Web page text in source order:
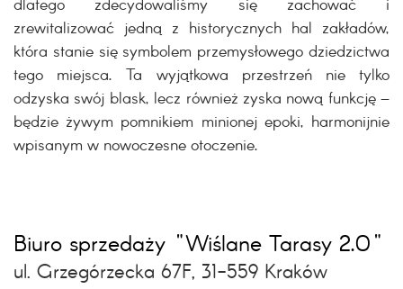
dlatego zdecydowaliśmy się zachować i
zrewitalizować jedną z historycznych hal zakładów,
która stanie się symbolem przemysłowego dziedzictwa
tego miejsca. Ta wyjątkowa przestrzeń nie tylko
odzyska swój blask, lecz również zyska nową funkcję –
będzie żywym pomnikiem minionej epoki, harmonijnie
wpisanym w nowoczesne otoczenie.
Biuro sprzedaży "Wiślane Tarasy 2.0"
ul. Grzegórzecka 67F, 31-559 Kraków